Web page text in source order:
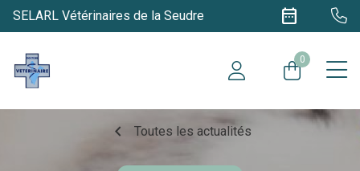
SELARL Vétérinaires de la Seudre date_range
0
chevron_left Toutes les actualités